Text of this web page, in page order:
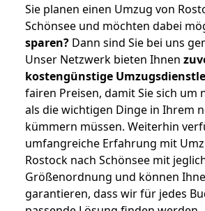
Sie planen einen Umzug von
Schönsee und möchten dabei
sparen? Dann sind Sie bei uns
Unser Netzwerk bieten Ihnen
kostengünstige
fairen Preisen, damit Sie sich um
als die wichtigen Dinge in Ihrem
kümmern müssen. Weiterhin
umfangreiche Erfahrung mit
Rostock nach Schönsee mit
Größenordnung und können
garantieren, dass wir für jedes